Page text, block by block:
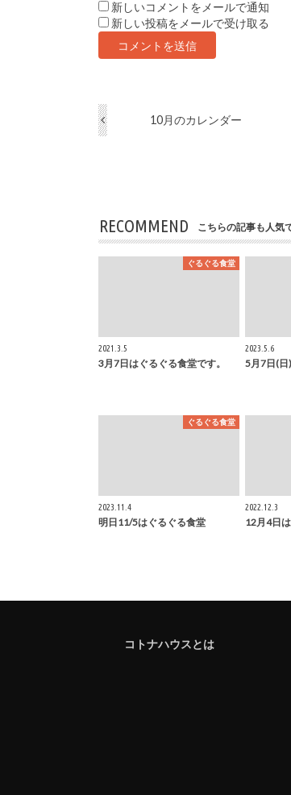
新しいコメントをメールで通知
新しい投稿をメールで受け取る
10月のカレンダー
RECOMMEND こちらの記事も人気
ぐるぐる食堂
2021.3.5
3月7日はぐるぐる食堂です。
2023.5.6
5月7日(日
ぐるぐる食堂
2023.11.4
明日11/5はぐるぐる食堂
2022.12.3
12月4日
コトナハウスとは